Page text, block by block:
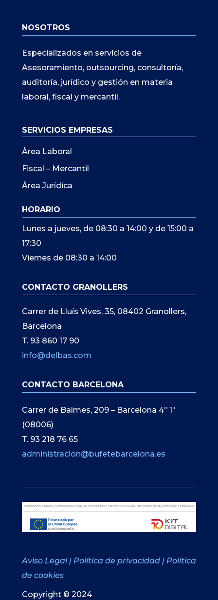
NOSOTROS
Especializados en servicios de
Asesoramiento, outsourcing, consultoría,
auditoría, jurídico y gestión en materia
laboral, fiscal y mercantil.
SERVICIOS EMPRESAS
Àrea Laboral
Fiscal – Mercantil
Área Jurídica
HORARIO
Lunes a jueves, de 08:30 a 14:00 y de 15:00 a
17:30
Viernes de 08:30 a 14:00
CONTACTO GRANOLLERS
Carrer de Lluís Vives, 35, 08402 Granollers,
Barcelona
T. 93 860 17 90
info@delbas.com
CONTACTO BARCELONA
Carrer de Balmes, 209 – Barcelona 4º 1ª
(08006)
T. 93 218 76 65
administracion@bufetebarcelona.es
Aviso Legal | Política de privacidad | Política
de cookies
Copyright © 2024